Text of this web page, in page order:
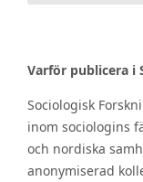
Varför publicera i
Sociologisk
inom sociologins
och nordiska
anonymiserad